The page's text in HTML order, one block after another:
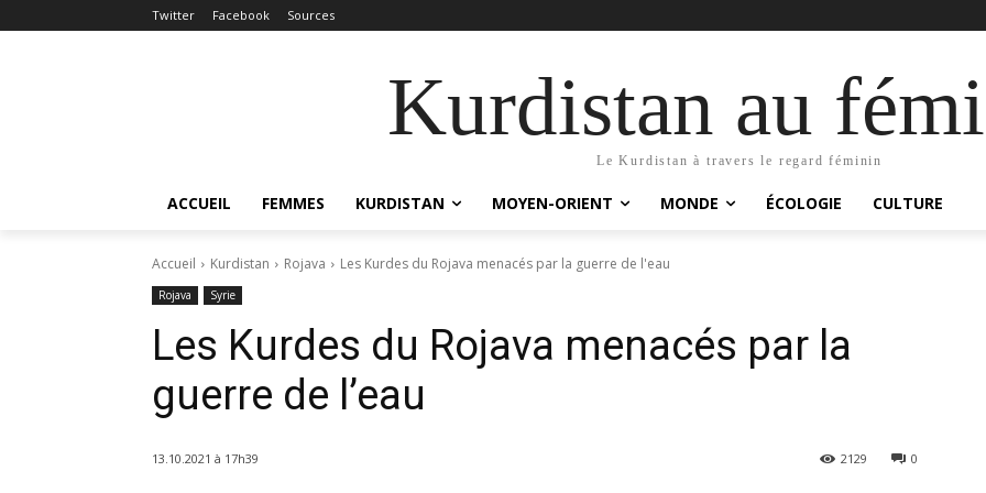
Twitter Facebook Sources
Kurdistan au
Le Kurdistan à travers le regard féminin
ACCUEIL FEMMES KURDISTAN MOYEN-ORIENT MONDE ÉCOLOGIE CULTURE
Accueil Kurdistan Rojava Les Kurdes du Rojava menacés par la guerre de l'eau
Rojava Syrie
Les Kurdes du Rojava menacés par la
guerre de l’eau
13.10.2021 à 17h39 0
2129